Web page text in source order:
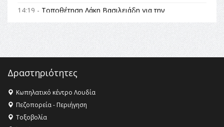
14:19 - Τοποθέτηση Λάκη Βασιλειάδη για την
θεσμικές διαδικασίες υπάρχει μόνο η ευθύνη απέναντι
στις επόμενες γενιές»
16:35 -Το πρόγραμμα του ΠΑΟΚ στον δεύτερο γύρο του
16:27 - Όλυμπος: Εντάχθηκε στον Κατάλογο Παγκόσμιας
Κληρονομιάς της UNESCO – Ομόφωνη η απόφαση Ο
Όλυμπος αναγνωρίστηκε ως φυσικό και πολιτιστικό
αγαθό εξέχουσας οικουμενικής αξίας για την
ανθρωπότητα
Δραστηριότητες
Κωπηλατικό κέντρο Λουδία
Πεζοπορεία - Περιήγηση
Τοξοβολία